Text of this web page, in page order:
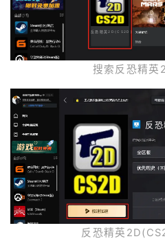
反恐精英2D(CS2D)
搜索反恐精英
反恐精英